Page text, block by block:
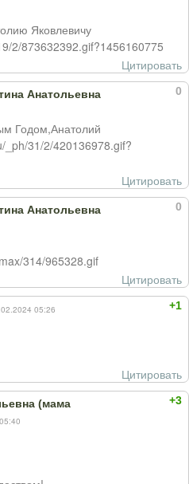
Яковлевичу
2/873632392.gif?1456160775
Цитировать
0
Анатольевна
Годом,Анатолий
_ph/31/2/420136978.gif?
Цитировать
0
Анатольевна
314/965328.gif
Цитировать
+1
05:26
Цитировать
+3
(мама